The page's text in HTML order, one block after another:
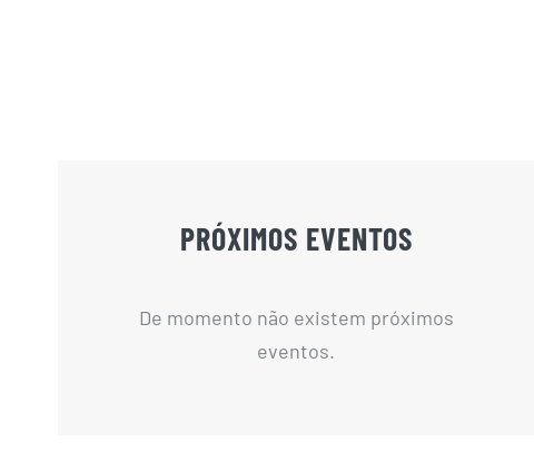
PRÓXIMOS EVENTOS
De momento não existem próximos
eventos.